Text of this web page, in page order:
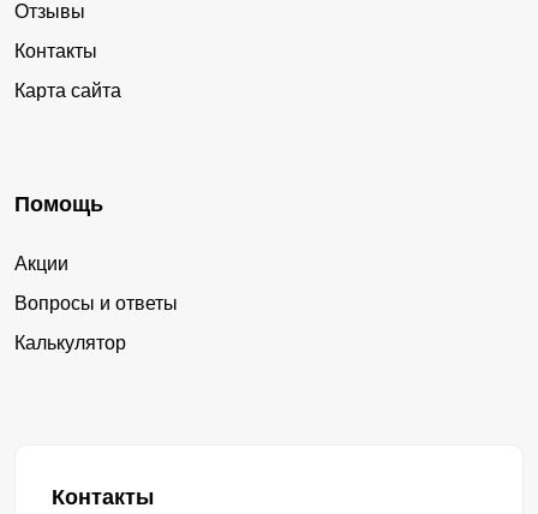
Отзывы
Контакты
Карта сайта
Помощь
Акции
Вопросы и ответы
Калькулятор
Контакты